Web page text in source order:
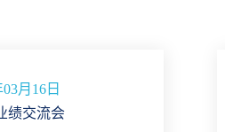
月16日
绩交流会